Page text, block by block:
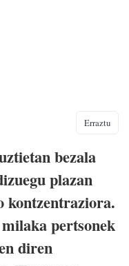
Erraztu
bezala
plazan
kontzentraziora.
pertsonek
diren